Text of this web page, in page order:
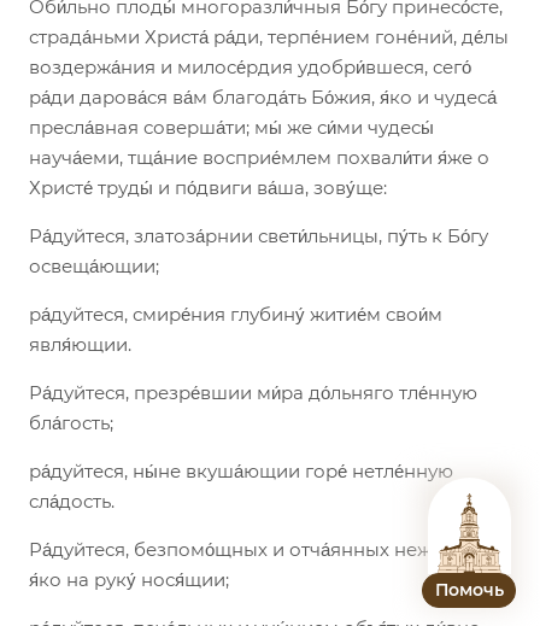
Оби́льно плоды́ многоразли́чныя Бо́гу принесо́сте,
страда́ньми Христа́ ра́ди, терпе́нием гоне́ний, де́лы
воздержа́ния и милосе́рдия удобри́вшеся, сего́
ра́ди дарова́ся ва́м благода́ть Бо́жия, я́ко и чудеса́
пресла́вная соверша́ти; мы́ же си́ми чудесы́
науча́еми, тща́ние восприе́млем похвали́ти я́же о
Христе́ труды́ и по́двиги ва́ша, зову́ще:
Ра́дуйтеся, златоза́рнии свети́льницы, пу́ть к Бо́гу
освеща́ющии;
ра́дуйтеся, смире́ния глубину́ житие́м свои́м
явля́ющии.
Ра́дуйтеся, презре́вшии ми́ра до́льняго тле́нную
бла́гость;
ра́дуйтеся, ны́не вкуша́ющии горе́ нетле́нную
сла́дость.
Ра́дуйтеся, безпомо́щных и отча́янных нежда́нно
я́ко на руку́ нося́щии;
Помочь